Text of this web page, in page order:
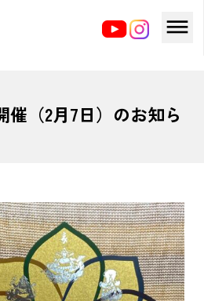
月7日）のお知らせ
（2月7日）のお知ら